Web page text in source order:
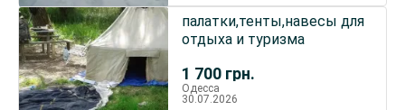
1 700 грн.
палатки,тенты,навесы для
отдыха и туризма
Одесса
30.07.2026